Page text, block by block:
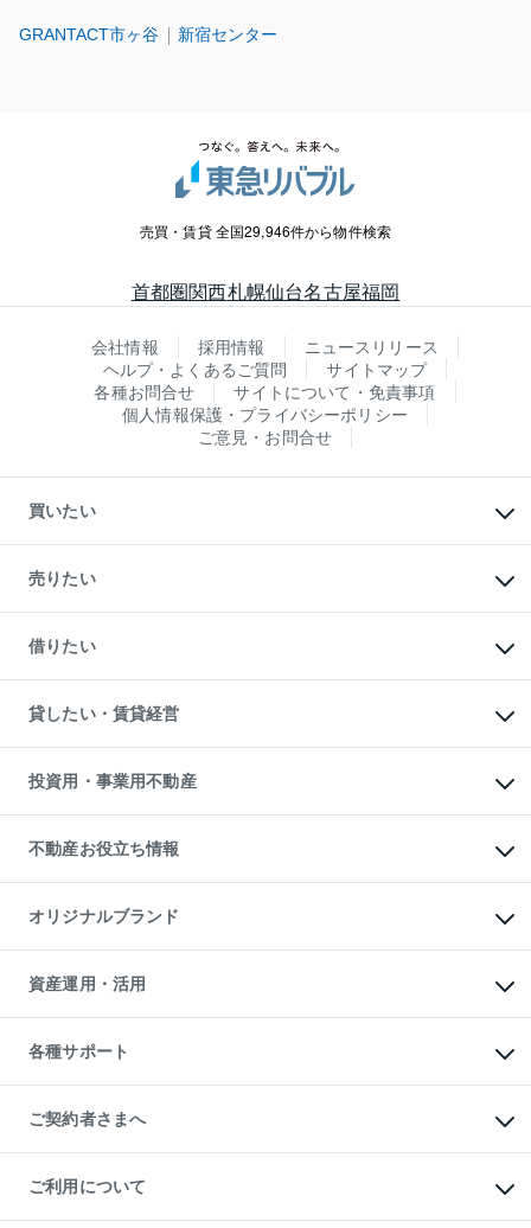
GRANTACT市ヶ谷 新宿センター
売買・賃貸 全国29,946件から物件検索
首都圏関西札幌仙台名古屋福岡
会社情報 採用情報
ニュースリリース
ヘルプ・よくあるご質問
サイトマップ
各種お問合せ
サイトについて・免責事項
個人情報保護・プライバシーポリシー
ご意見・お問合せ
買いたい
新築・分譲マンションの購入
中古マンションの購入
一戸建ての購入
中古一戸建ての購入
不動産購入の流れ
注目キーワード物件特集
購入ガイド
English 繁体中文簡体中文
売りたい
一戸建ての売却・査定
土地の売却・査定
スピードAI査定
不動産査定について
不動産売却の流れ
不動産買換えの流れ
売却ガイド
借りたい
オフィス・店舗の賃貸
借りるときの流れ
借りるガイド
貸したい・賃貸経営
マンション賃料データ
賃貸管理プラン
リロケーションについて
貸すガイド
投資用・事業用不動産
事業用不動産
マンション投資
投資用マンション
アパート経営
収益物件
ビル購入（ビル一棟）
投資用不動産の売却査定
事業用不動産の売却査定
不動産お役立ち情報
マンションライブラリー
人気マンションランキング
暮らしに役立つ不動産メディア
不動産相場・不動産価格情報
不動産コラム・ニュース
不動産用語集
不動産なんでもネット相談室
住まいの税金
オリジナルブランド
一棟リノベーションマンション
L`GENTE（ルジェンテ）
区分リノベーションマンション
投資用一棟レジデンスWELL
不動産小口投資
LEGACIA（レガシア）
資産運用・活用
不動産M&A
アセットマネジメント・出資
各種サポート
相続サポート
リフォームサポート
ご契約者さまへ
ご紹介・再契約特典
入居者様専用-各種ご案内（賃貸）
東急こすもす会「こすもすWeb」
ご利用について